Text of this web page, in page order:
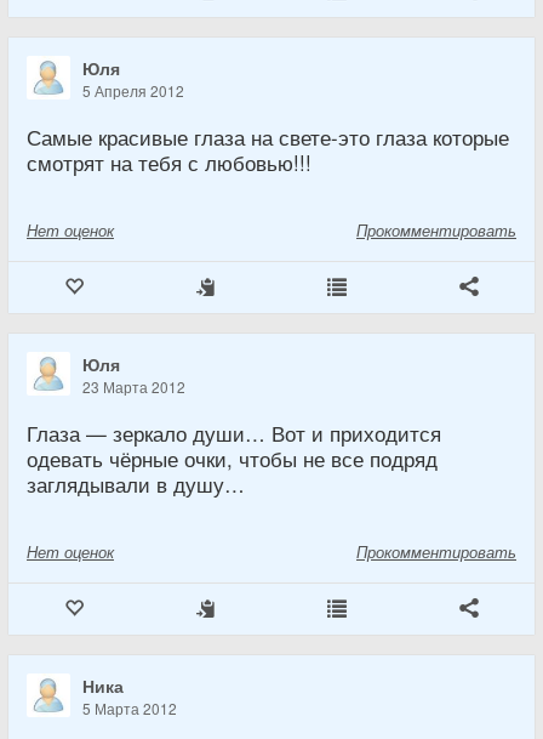
Юля
5 Апреля 2012
Самые красивые глаза на свете-это глаза которые
смотрят на тебя с любовью!!!
Нет оценок Прокомментировать
Юля
23 Марта 2012
Глаза — зеркало души… Вот и приходится
одевать чёрные очки, чтобы не все подряд
заглядывали в душу…
Нет оценок Прокомментировать
Ника
5 Марта 2012